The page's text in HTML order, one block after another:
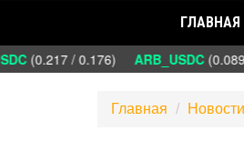
ГЛАВНАЯ
(0.217 / 0.176) ARB_USDC
Главная Новости